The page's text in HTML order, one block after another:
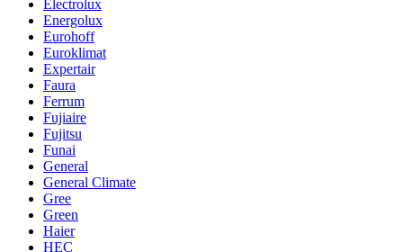
Electrolux
Energolux
Eurohoff
Euroklimat
Expertair
Faura
Ferrum
Fujiaire
Fujitsu
Funai
General
General Climate
Gree
Green
Haier
HEC